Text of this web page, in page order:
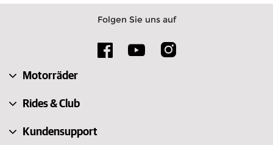
Folgen Sie uns auf
Motorräder
Rides & Club
Kundensupport